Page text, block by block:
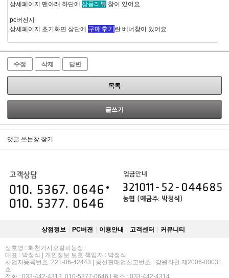
상세페이지 맨아래 하단에 상품리뷰 창이 있어요
pc버전시
상세페이지 초기화면 상단에 구매후기 란 베너창이 있어요
수정 삭제 답변
목록
글쓰기
댓글 쓰는창 찾기
상점정보 PC버젼 이용안내 고객센터 커뮤니티
상호명 : 화천가시오갈피농장
대표 : 박정식 | 개인정보 보호 책임자 : 박정식
사업자등록번호 :221-06-42443 | 통신판매업신고번호 : 강원화천 제2006-00031
호